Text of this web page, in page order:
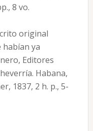
8 vo.
original
habían ya
Editores
Habana,
1837, 2 h. p., 5-